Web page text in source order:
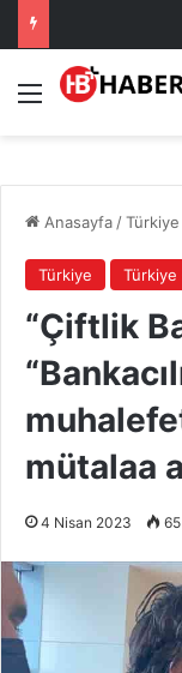
Menü
Anasayfa/Türkiye
Türkiye Türkiye
“Çiftlik
mütalaa
4 Nisan 2023 65